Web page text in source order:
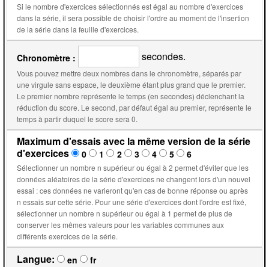
Si le nombre d'exercices sélectionnés est égal au nombre d'exercices
dans la série, il sera possible de choisir l'ordre au moment de l'insertion
de la série dans la feuille d'exercices.
Chronomètre : secondes.
Vous pouvez mettre deux nombres dans le chronomètre, séparés par
une virgule sans espace, le deuxième étant plus grand que le premier.
Le premier nombre représente le temps (en secondes) déclenchant la
réduction du score. Le second, par défaut égal au premier, représente le
temps à partir duquel le score sera 0.
Maximum d'essais avec la même version de la série
d'exercices
0 1 2 3 4 5 6
Sélectionner un nombre n supérieur ou égal à 2 permet d'éviter que les
données aléatoires de la série d'exercices ne changent lors d'un nouvel
essai : ces données ne varieront qu'en cas de bonne réponse ou après
n essais sur cette série. Pour une série d'exercices dont l'ordre est fixé,
sélectionner un nombre n supérieur ou égal à 1 permet de plus de
conserver les mêmes valeurs pour les variables communes aux
différents exercices de la série.
Langue: en fr